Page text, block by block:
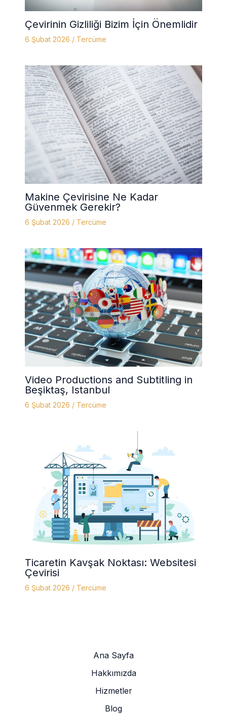
Çevirinin Gizliliği Bizim İçin Önemlidir
6 Şubat 2026 / Tercüme
Makine Çevirisine Ne Kadar
Güvenmek Gerekir?
6 Şubat 2026 / Tercüme
Video Productions and Subtitling in
Beşiktaş, Istanbul
6 Şubat 2026 / Tercüme
Ticaretin Kavşak Noktası: Websitesi
Çevirisi
6 Şubat 2026 / Tercüme
Ana Sayfa
Hakkımızda
Hizmetler
Blog